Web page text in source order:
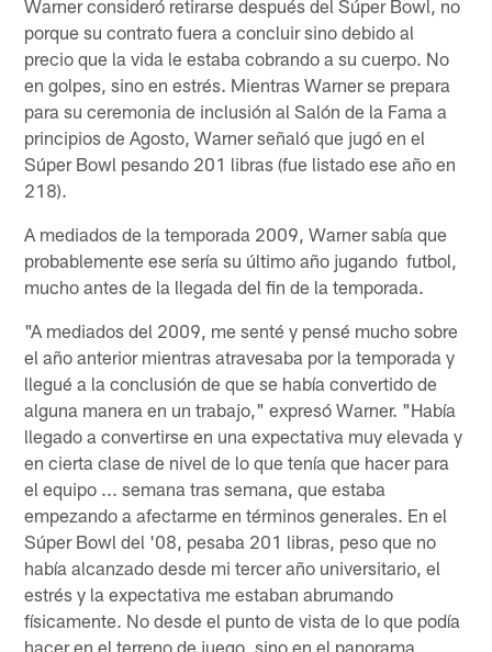
Warner consideró retirarse después del Súper Bowl, no
porque su contrato fuera a concluir sino debido al
precio que la vida le estaba cobrando a su cuerpo. No
en golpes, sino en estrés. Mientras Warner se prepara
para su ceremonia de inclusión al Salón de la Fama a
principios de Agosto, Warner señaló que jugó en el
Súper Bowl pesando 201 libras (fue listado ese año en
218).
A mediados de la temporada 2009, Warner sabía que
probablemente ese sería su último año jugando futbol,
mucho antes de la llegada del fin de la temporada.
"A mediados del 2009, me senté y pensé mucho sobre
el año anterior mientras atravesaba por la temporada y
llegué a la conclusión de que se había convertido de
alguna manera en un trabajo," expresó Warner. "Había
llegado a convertirse en una expectativa muy elevada y
en cierta clase de nivel de lo que tenía que hacer para
el equipo ... semana tras semana, que estaba
empezando a afectarme en términos generales. En el
Súper Bowl del '08, pesaba 201 libras, peso que no
había alcanzado desde mi tercer año universitario, el
estrés y la expectativa me estaban abrumando
físicamente. No desde el punto de vista de lo que podía
hacer en el terreno de juego, sino en el panorama